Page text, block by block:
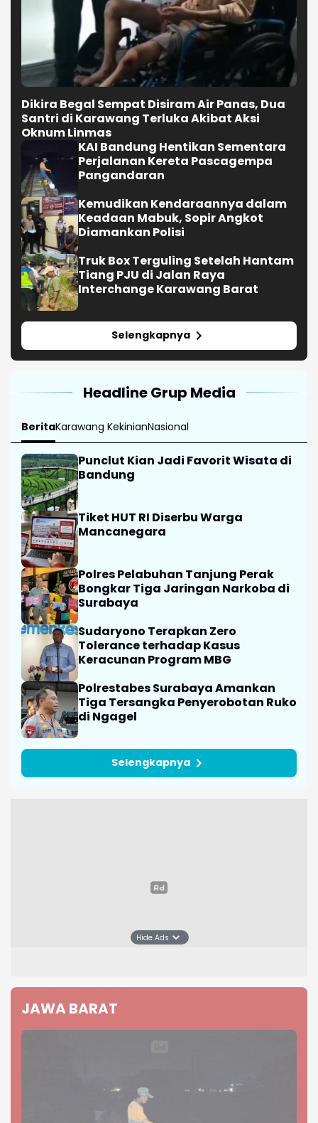
Dikira Begal Sempat Disiram Air Panas, Dua
Santri di Karawang Terluka Akibat Aksi
Oknum Linmas
KAI Bandung Hentikan Sementara
Perjalanan Kereta Pascagempa
Pangandaran
Kemudikan Kendaraannya dalam
Keadaan Mabuk, Sopir Angkot
Diamankan Polisi
Truk Box Terguling Setelah Hantam
Tiang PJU di Jalan Raya
Interchange Karawang Barat
Selengkapnya
Headline Grup Media
BeritaKarawang KekinianNasional
Punclut Kian Jadi Favorit Wisata di
Bandung
Tiket HUT RI Diserbu Warga
Mancanegara
Polres Pelabuhan Tanjung Perak
Bongkar Tiga Jaringan Narkoba di
Surabaya
Sudaryono Terapkan Zero
Tolerance terhadap Kasus
Keracunan Program MBG
Polrestabes Surabaya Amankan
Tiga Tersangka Penyerobotan Ruko
di Ngagel
Selengkapnya
JAWA BARAT
Hide Ads